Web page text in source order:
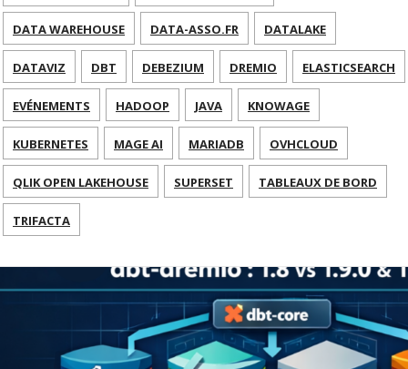
DATA WAREHOUSE DATA-ASSO.FR DATALAKE
DATAVIZ DBT DEBEZIUM DREMIO ELASTICSEARCH
EVÉNEMENTS HADOOP JAVA KNOWAGE
KUBERNETES MAGE AI MARIADB OVHCLOUD
QLIK OPEN LAKEHOUSE SUPERSET TABLEAUX DE BORD
TRIFACTA